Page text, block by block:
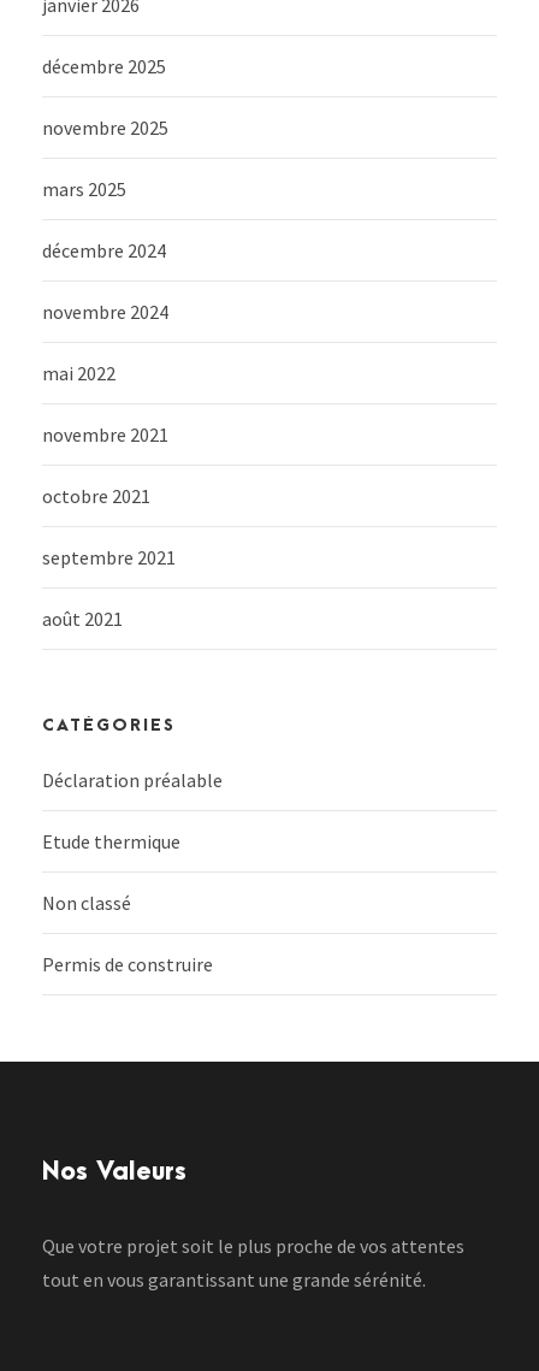
janvier 2026
décembre 2025
novembre 2025
mars 2025
décembre 2024
novembre 2024
mai 2022
novembre 2021
octobre 2021
septembre 2021
août 2021
CATÉGORIES
Déclaration préalable
Etude thermique
Non classé
Permis de construire
Nos Valeurs
Que votre projet soit le plus proche de vos attentes
tout en vous garantissant une grande sérénité.